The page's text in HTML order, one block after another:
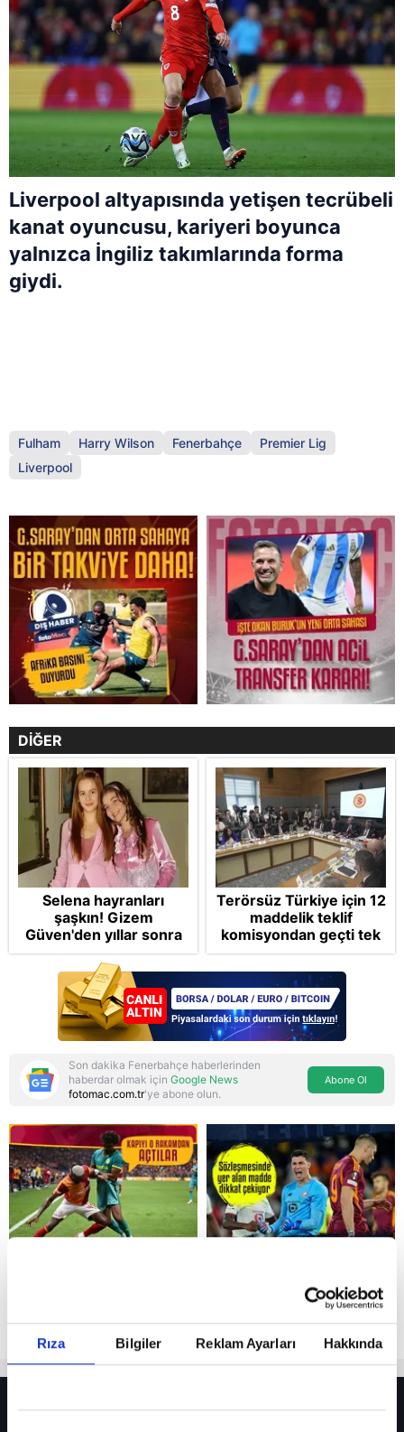
Rıza Bilgiler Reklam Ayarları Hakkında
Reddet
Liverpool altyapısında yetişen tecrübeli
kanat oyuncusu, kariyeri boyunca
yalnızca İngiliz takımlarında forma
giydi.
Fulham Harry Wilson Fenerbahçe
Premier Lig
Liverpool
DİĞER
Selena hayranları
şaşkın! Gizem
Güven'den yıllar sonra
gelen Cansu Demirci
itirafı! "Konuşmuyoruz"
Terörsüz Türkiye için 12
maddelik teklif
komisyondan geçti tek
madde değişti!
Soruşturma ve cezalar
hangi şartlarda
ertelenecek?
Son dakika Fenerbahçe haberlerinden
haberdar olmak için Google News
fotomac.com.tr'ye abone olun.
Abone Ol